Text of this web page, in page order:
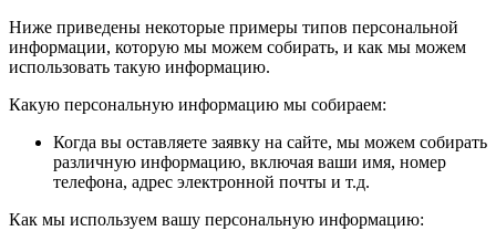
Ниже приведены некоторые примеры типов персональной
информации, которую мы можем собирать, и как мы можем
использовать такую информацию.
Какую персональную информацию мы собираем:
Когда вы оставляете заявку на сайте, мы можем собирать
различную информацию, включая ваши имя, номер
телефона, адрес электронной почты и т.д.
Как мы используем вашу персональную информацию: